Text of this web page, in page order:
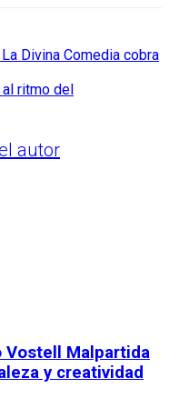
Divina Comedia cobra
ritmo del
autor
Vostell Malpartida
y creatividad